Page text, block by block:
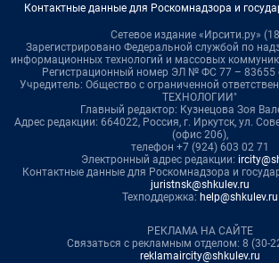
Контактные данные для Роскомнадзора и
Сетевое издание «Ирсити.ру»
Зарегистрировано Федеральной службой по
информационных технологий и массовых
Регистрационный номер ЭЛ № ФС 77 – 83655
Учредитель: Общество с ограниченной
ТЕХНОЛОГИИ"
Главный редактор: Кузнецова Зоя
Адрес редакции: 664022, Россия, г. Иркутск, ул.
(офис 206),
телефон +7 (924) 603 02 71
Электронный адрес редакции:
Контактные данные для Роскомнадзора и
juristnsk@shkulev.ru
Техподдержка: help@shkulev.ru
РЕКЛАМА НА САЙТЕ
Связаться с рекламным отделом: 8 (30-
reklamaircity@shkulev.ru